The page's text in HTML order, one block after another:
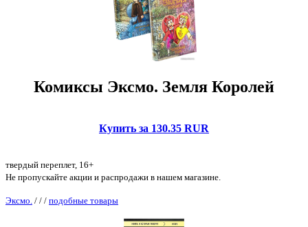
Комиксы Эксмо. Земля Королей
Купить за 130.35 RUR
твердый переплет, 16+
Не пропускайте акции и распродажи в нашем магазине.
Эксмо. / / / подобные товары